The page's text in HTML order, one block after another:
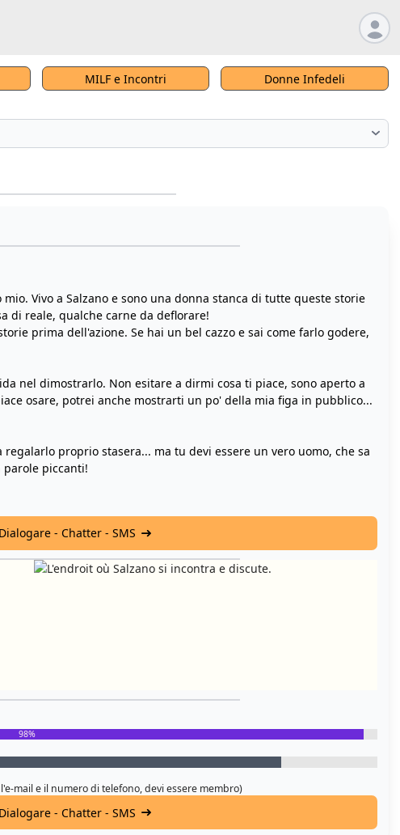
MILF e Incontri Donne Infedeli
Vivo a Salzano e sono una donna stanca di tutte queste storie
di reale, qualche carne da deflorare!
prima dell'azione. Se hai un bel cazzo e sai come farlo godere,
nel dimostrarlo. Non esitare a dirmi cosa ti piace, sono aperto a
osare, potrei anche mostrarti un po' della mia figa in pubblico...
proprio stasera... ma tu devi essere un vero uomo, che sa
parole piccanti!
- Chatter - SMS
98%
mail e il numero di telefono, devi essere membro)
- Chatter - SMS